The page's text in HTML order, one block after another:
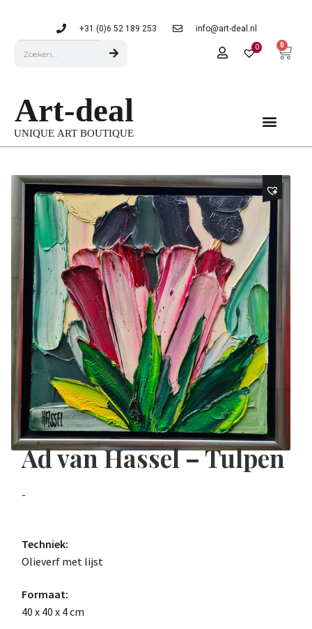
+31 (0)6 52 189 253 info@art-deal.nl
0 0
Ad van Hassel – Tulpen
-
Techniek:
Olieverf met lijst
Formaat:
40 x 40 x 4 cm